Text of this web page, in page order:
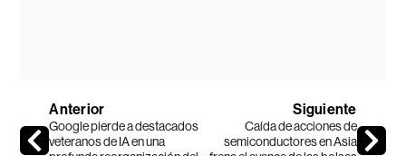
Anterior
Google pierde a destacados
veteranos de IA en una
Siguiente
Caída de acciones de
semiconductores en Asia